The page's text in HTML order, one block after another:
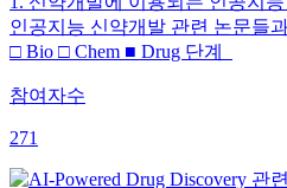
인공지능 신약개발 관련 논문들
□ Bio □ Chem ■ Drug 단계
참여자수
271